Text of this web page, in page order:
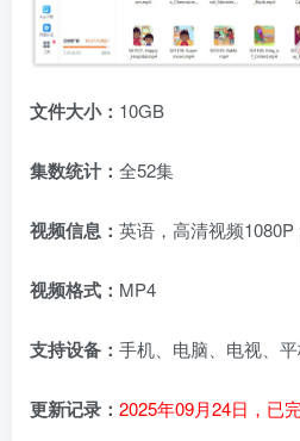
文件大小： 10GB
集数统计： 全52集
视频信息： 英语，高清视频
视频格式： MP4
支持设备： 手机、电脑、电视、
更新记录： 2025年09月24日，已